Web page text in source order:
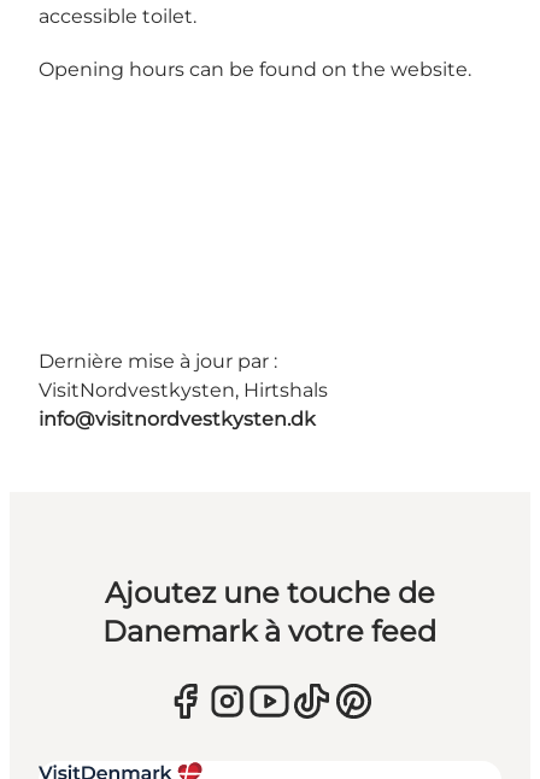
accessible toilet.
Opening hours can be found on the website.
Dernière mise à jour par :
VisitNordvestkysten, Hirtshals
info@visitnordvestkysten.dk
Ajoutez une touche de
Danemark à votre feed